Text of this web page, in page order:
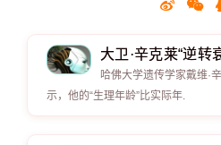
大卫·辛克莱“逆转
哈佛大学遗传学家戴维·
示，他的“生理年龄”比实际年.